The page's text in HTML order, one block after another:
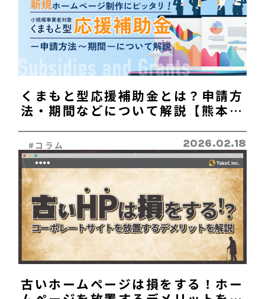
くまもと型応援補助金とは？申請方
法・期間などについて解説【熊本の
#コラム 2026.02.18
古いホームページは損をする！ホー